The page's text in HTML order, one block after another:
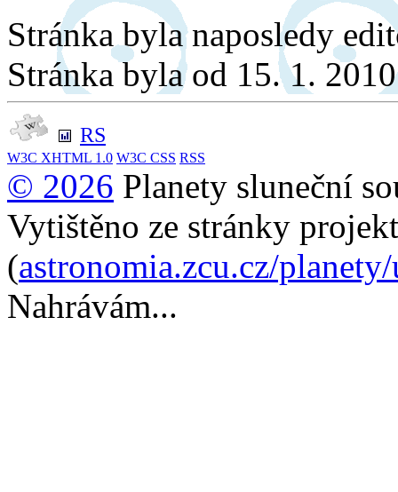
Stránka byla naposledy
Stránka byla od 15. 1.
RS
W3C XHTML 1.0 W3C CSS RSS
© 2026 Planety sluneční
Vytištěno ze stránky
(astronomia.zcu.cz/
Nahrávám...